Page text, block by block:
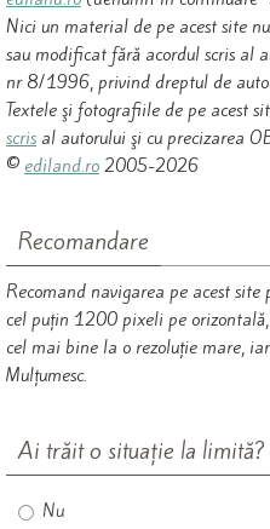
Nici un material de pe acest site
sau modificat fără acordul scris al
nr 8/1996, privind dreptul de
Textele şi fotografiile de pe acest
scris al autorului şi cu precizarea
© ediland.ro 2005-2026
Recomandare
Recomand navigarea pe acest
cel puțin 1200 pixeli pe
cel mai bine la o rezoluție mare,
Mulțumesc.
Ai trăit o situație la limită?
Nu